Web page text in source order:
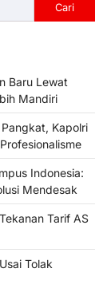
Cari
Baru Lewat
Mandiri
Kapolri
Indonesia:
Mendesak
Tarif AS
Tolak